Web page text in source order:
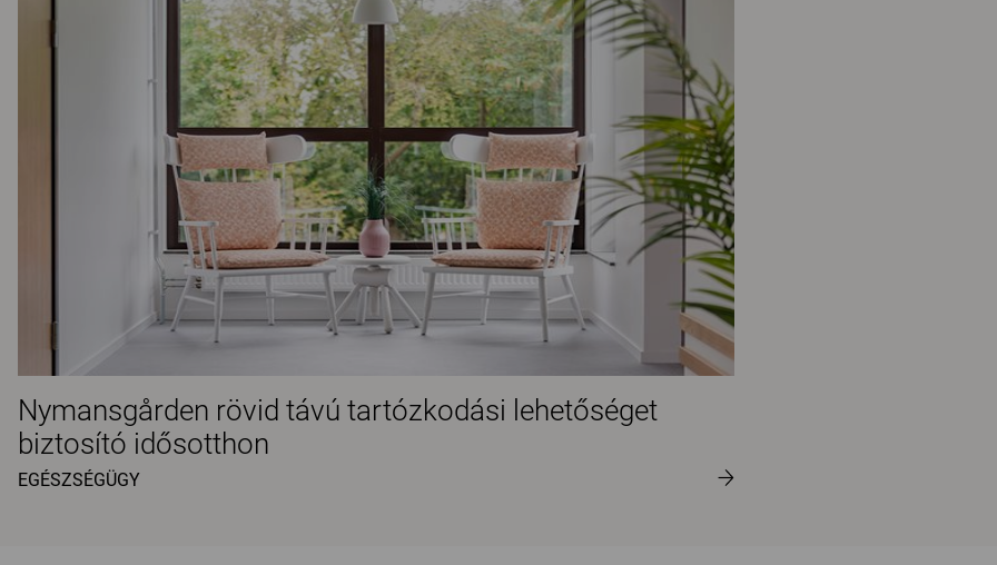
Nymansgården rövid távú tartózkodási lehetőséget
biztosító idősotthon
EGÉSZSÉGÜGY